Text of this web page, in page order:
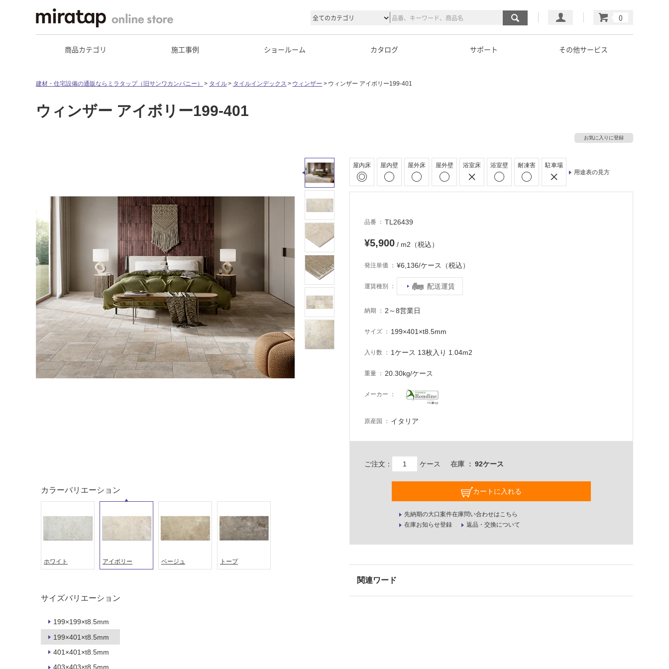
マイページ
カート
商品カテゴリ 施工事例 ショールーム カタログ サポート その他サービス
建材・住宅設備の通販ならミラタップ（旧サンワカンパニー） タイル タイルインデックス ウィンザー ウィンザー アイボリー199-401
ウィンザー アイボリー199-401
お気に入りに登録
屋内床 屋内壁 屋外床 屋外壁 浴室床 浴室壁 耐凍害
駐車場
用途表の見方
品番 TL26439
¥5,900 / m2（税込）
発注単価 ¥6,136/ケース（税込）
運賃種別 配送運賃
納期 2～8営業日
サイズ 199×401×t8.5mm
入り数 1ケース 13枚入り 1.04m2
重量 20.30kg/ケース
メーカー
原産国 イタリア
ご注文： ケース 在庫 92ケース
カートに入れる
先納期の大口案件在庫問い合わせはこちら
在庫お知らせ登録
返品・交換について
カラーバリエーション
ホワイト アイボリー ベージュ トープ
サイズバリエーション
199×199×t8.5mm
199×401×t8.5mm
401×401×t8.5mm
403×403×t8.5mm
屋内床・
浴室床・
常
に
し
て
る
適
し
て
土足・遮
音・床暖
応
し